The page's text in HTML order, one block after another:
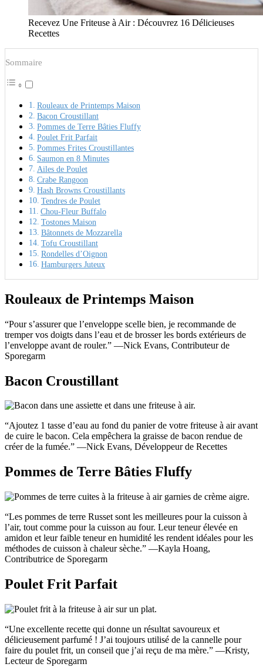
Recevez Une Friteuse à Air : Découvrez 16 Délicieuses
Recettes
Sommaire
Rouleaux de Printemps Maison
Bacon Croustillant
Pommes de Terre Bâties Fluffy
Poulet Frit Parfait
Pommes Frites Croustillantes
Saumon en 8 Minutes
Ailes de Poulet
Crabe Rangoon
Hash Browns Croustillants
Tendres de Poulet
Chou-Fleur Buffalo
Tostones Maison
Bâtonnets de Mozzarella
Tofu Croustillant
Rondelles d’Oignon
Hamburgers Juteux
Rouleaux de Printemps Maison
“Pour s’assurer que l’enveloppe scelle bien, je recommande de
tremper vos doigts dans l’eau et de brosser les bords extérieurs de
l’enveloppe avant de rouler.” —Nick Evans, Contributeur de
Sporegarm
Bacon Croustillant
“Ajoutez 1 tasse d’eau au fond du panier de votre friteuse à air avant
de cuire le bacon. Cela empêchera la graisse de bacon rendue de
créer de la fumée.” —Nick Evans, Développeur de Recettes
Pommes de Terre Bâties Fluffy
“Les pommes de terre Russet sont les meilleures pour la cuisson à
l’air, tout comme pour la cuisson au four. Leur teneur élevée en
amidon et leur faible teneur en humidité les rendent idéales pour les
méthodes de cuisson à chaleur sèche.” —Kayla Hoang,
Contributrice de Sporegarm
Poulet Frit Parfait
“Une excellente recette qui donne un résultat savoureux et
délicieusement parfumé ! J’ai toujours utilisé de la cannelle pour
faire du poulet frit, un conseil que j’ai reçu de ma mère.” —Kristy,
Lecteur de Sporegarm